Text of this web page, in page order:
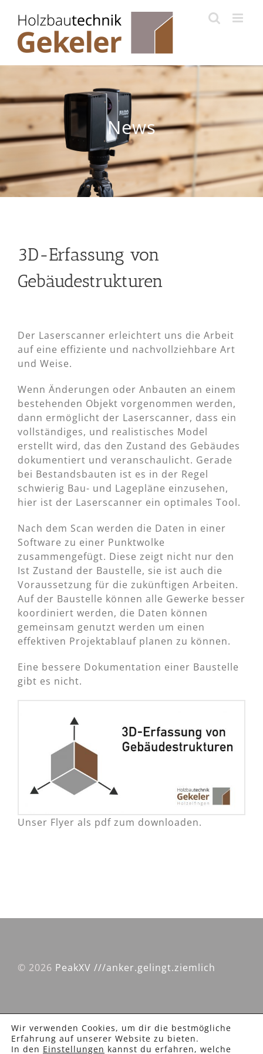
Inhalt
springen
News
3D-Erfassung von
Gebäudestrukturen
Der Laserscanner erleichtert uns die Arbeit
auf eine effiziente und nachvollziehbare Art
und Weise.
Wenn Änderungen oder Anbauten an einem
bestehenden Objekt vorgenommen werden,
dann ermöglicht der Laserscanner, dass ein
vollständiges, und realistisches Model
erstellt wird, das den Zustand des Gebäudes
dokumentiert und veranschaulicht. Gerade
bei Bestandsbauten ist es in der Regel
schwierig Bau- und Lagepläne einzusehen,
hier ist der Laserscanner ein optimales Tool.
Nach dem Scan werden die Daten in einer
Software zu einer Punktwolke
zusammengefügt. Diese zeigt nicht nur den
Ist Zustand der Baustelle, sie ist auch die
Voraussetzung für die zukünftigen Arbeiten.
Auf der Baustelle können alle Gewerke besser
koordiniert werden, die Daten können
gemeinsam genutzt werden um einen
effektiven Projektablauf planen zu können.
Eine bessere Dokumentation einer Baustelle
gibt es nicht.
Unser Flyer als pdf zum downloaden.
© 2026 PeakXV ///anker.gelingt.ziemlich
Impressum |Datenschutzerklärung
Wir verwenden Cookies, um dir die bestmögliche
Erfahrung auf unserer Website zu bieten.
In den Einstellungen kannst du erfahren, welche